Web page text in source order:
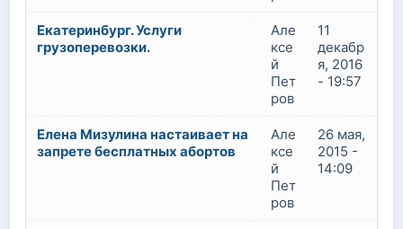
Екатеринбург. Услуги
грузоперевозки.
Але
ксе
й
Пет
ров
11
декабр
я, 2016
- 19:57
Елена Мизулина настаивает на
запрете бесплатных абортов
Але
ксе
й
Пет
ров
26 мая,
2015 -
14:09